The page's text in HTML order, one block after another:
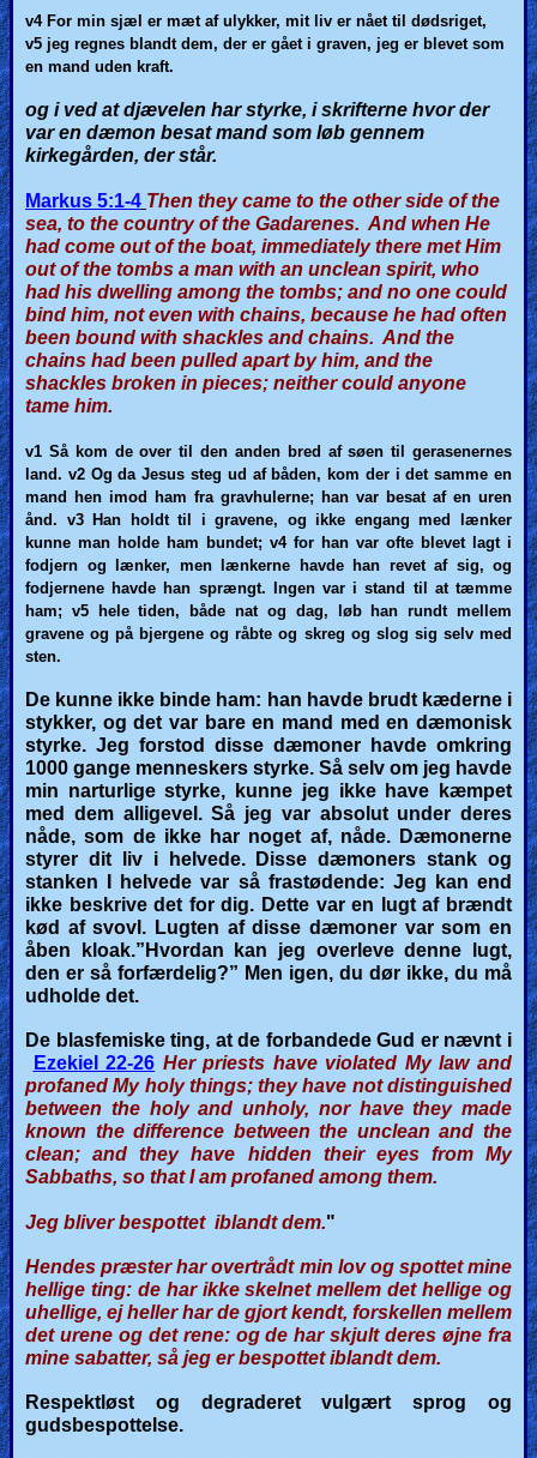
v4For min sjæl er mæt af ulykker, mit liv er nået til dødsriget,
v5 jeg regnes blandt dem, der er gået i graven, jeg er blevet som
en mand uden kraft.
og i ved at djævelen har styrke, i skrifterne hvor der
var en dæmon besat mand som løb gennem
kirkegården, der står.
Markus 5:1-4 Then they came to the other side of the
sea, to the country of the Gadarenes. And when He
had come out of the boat, immediately there met Him
out of the tombs a man with an unclean spirit, who
had his dwelling among the tombs; and no one could
bind him, not even with chains, because he had often
been bound with shackles and chains. And the
chains had been pulled apart by him, and the
shackles broken in pieces; neither could anyone
tame him.
v1 Såkom de over til den anden bred af søen til gerasenernes
land. v2 Og da Jesus steg ud af båden, kom der i det samme en
mand hen imod ham fra gravhulerne; han var besat af en uren
ånd. v3 Han holdt til i gravene, og ikke engang med lænker
kunne man holde ham bundet; v4 for han var ofte blevet lagt i
fodjern og lænker, men lænkerne havde han revet af sig, og
fodjernene havde han sprængt. Ingen var i stand til at tæmme
ham; v5 heletiden, både nat og dag, løb han rundt mellem
gravene og på bjergene og råbte og skreg og slog sig selv med
sten.
De kunne ikke binde ham: han havde brudt kæderne i
stykker, og det var bare en mand med en dæmonisk
styrke. Jeg forstod disse dæmoner havde omkring
1000 gange menneskers styrke. Så selv om jeg havde
min narturlige styrke, kunne jeg ikke have kæmpet
med dem alligevel. Så jeg var absolut under deres
nåde, som de ikke har noget af, nåde. Dæmonerne
styrer dit liv i helvede.
Disse dæmoners stank og
stanken I helvede var så frastødende: Jeg kan end
ikke beskrive det for dig. Dette var en lugt af brændt
kød af svovl. Lugten af disse dæmoner var som en
åben kloak.”Hvordan kan jeg overleve denne lugt,
den er så forfærdelig?” Men igen, du dør ikke, du må
udholde det.
De blasfemiske ting, at de forbandede Gud er nævnt i
Ezekiel 22-26 Her priests have violated My law and
profaned My holy things; they have not distinguished
between the holy and unholy, nor have they made
known the difference between the unclean and the
clean; and they have hidden their eyes from My
Sabbaths, so that I am profaned among them.
Jeg bliver bespottet iblandt dem."
Hendes præster har overtrådt min lov og spottet mine
hellige ting: de har ikke skelnet mellem det hellige og
uhellige, ej heller har de gjort kendt, forskellen mellem
det urene og det rene: og de har skjult deres øjne fra
mine sabatter, så jeg er bespottet iblandt dem.
Respektløst og degraderet vulgært sprog og
gudsbespottelse.